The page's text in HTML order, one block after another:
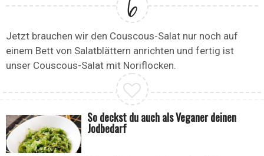
Jetzt brauchen wir den Couscous-Salat nur noch auf
einem Bett von Salatblättern anrichten und fertig ist
unser Couscous-Salat mit Noriflocken.
So deckst du auch als Veganer deinen
Jodbedarf